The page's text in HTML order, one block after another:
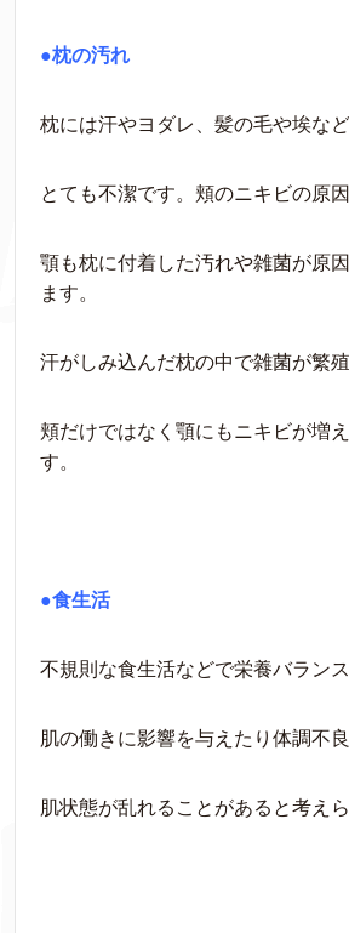
●枕の汚れ
枕には汗やヨダレ、髪の毛や埃な
とても不潔です。頬のニキビの原
顎も枕に付着した汚れや雑菌が原
ます。
汗がしみ込んだ枕の中で雑菌が繁
頬だけではなく顎にもニキビが増
す。
●食生活
不規則な食生活などで栄養バランス
肌の働きに影響を与えたり体調不
肌状態が乱れることがあると考えら